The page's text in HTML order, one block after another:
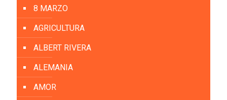
8 MARZO
AGRICULTURA
ALBERT RIVERA
ALEMANIA
AMOR